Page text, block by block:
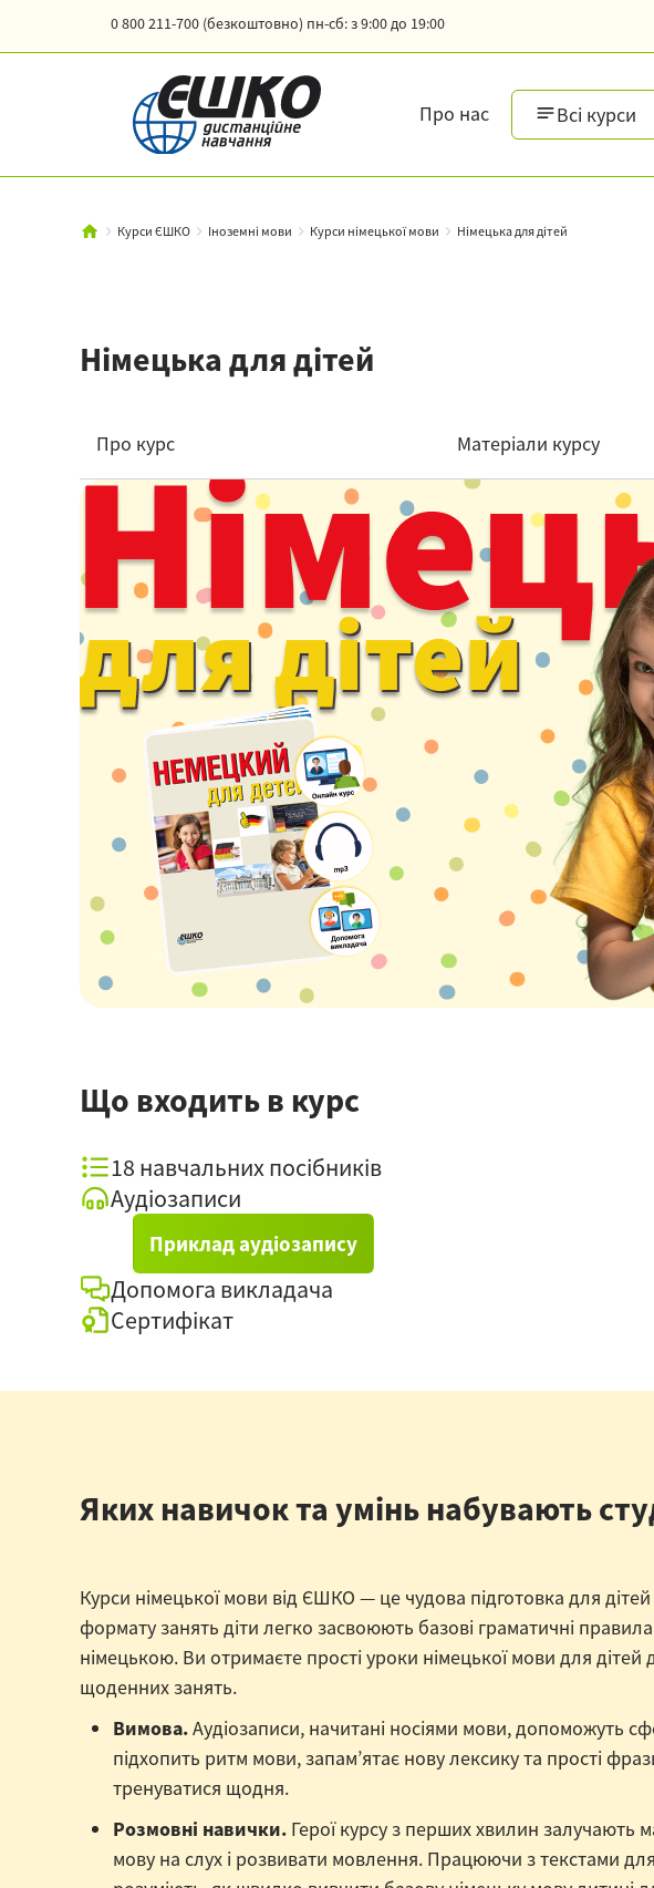
0 800 211-700 (безкоштовно) пн-сб: з 9:00 до 19:00
Про нас Всі курси
Курси ЄШКО Іноземні мови Курси німецької мови Німецька для дітей
Німецька для дітей
Про курс Матеріали курсу
Що входить в курс
18 навчальних посібників
Аудіозаписи
Приклад аудіозапису
Допомога викладача
Сертифікат
Яких навичок та умінь набувають
Курси німецької мови від ЄШКО — це чудова підготовка для
формату занять діти легко засвоюють базові граматичні
німецькою. Ви отримаєте прості уроки німецької мови для
щоденних занять.
Вимова.Аудіозаписи, начитані носіями мови, допоможуть
підхопить ритм мови, запам’ятає нову лексику та прості
тренуватися щодня.
Розмовні навички. Герої курсу з перших хвилин залучають
мову на слух і розвивати мовлення. Працюючи з текстами